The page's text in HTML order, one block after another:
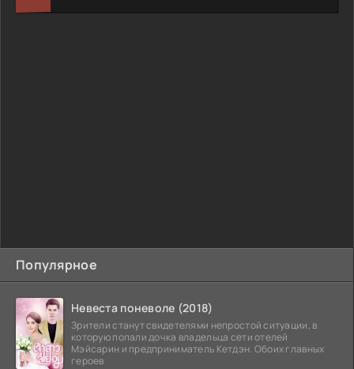
Популярное
Невеста поневоле (2018)
Зрители станут свидетелями непростой ситуации, в
которую попали дочка владельца сети отелей
Мэйсарин и предприниматель Кетдэн. Обоих главных
героев